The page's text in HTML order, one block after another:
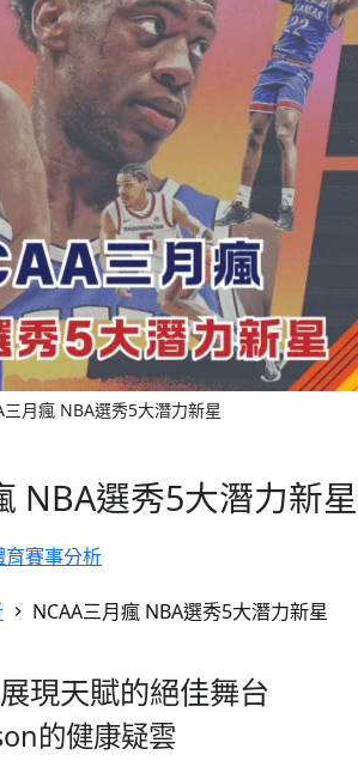
三月瘋 NBA選秀5大潛力新星
NBA選秀5大潛力新星
育賽事分析
NCAA三月瘋 NBA選秀5大潛力新星
現天賦的絕佳舞台
的健康疑雲